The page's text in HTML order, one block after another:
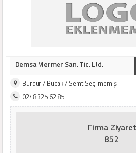
Demsa Mermer San. Tic. Ltd.
Burdur / Bucak / Semt Seçilmemiş
0248 325 62 85
Firma Ziyaret
852